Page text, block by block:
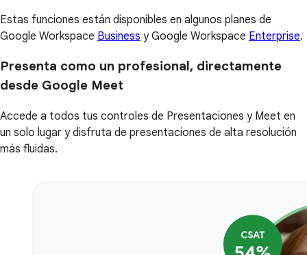
Estas funciones están disponibles en algunos planes de
Google Workspace Business y Google Workspace Enterprise.
Presenta como un profesional, directamente
desde Google Meet
Accede a todos tus controles de Presentaciones y Meet en
un solo lugar y disfruta de presentaciones de alta resolución
más fluidas.